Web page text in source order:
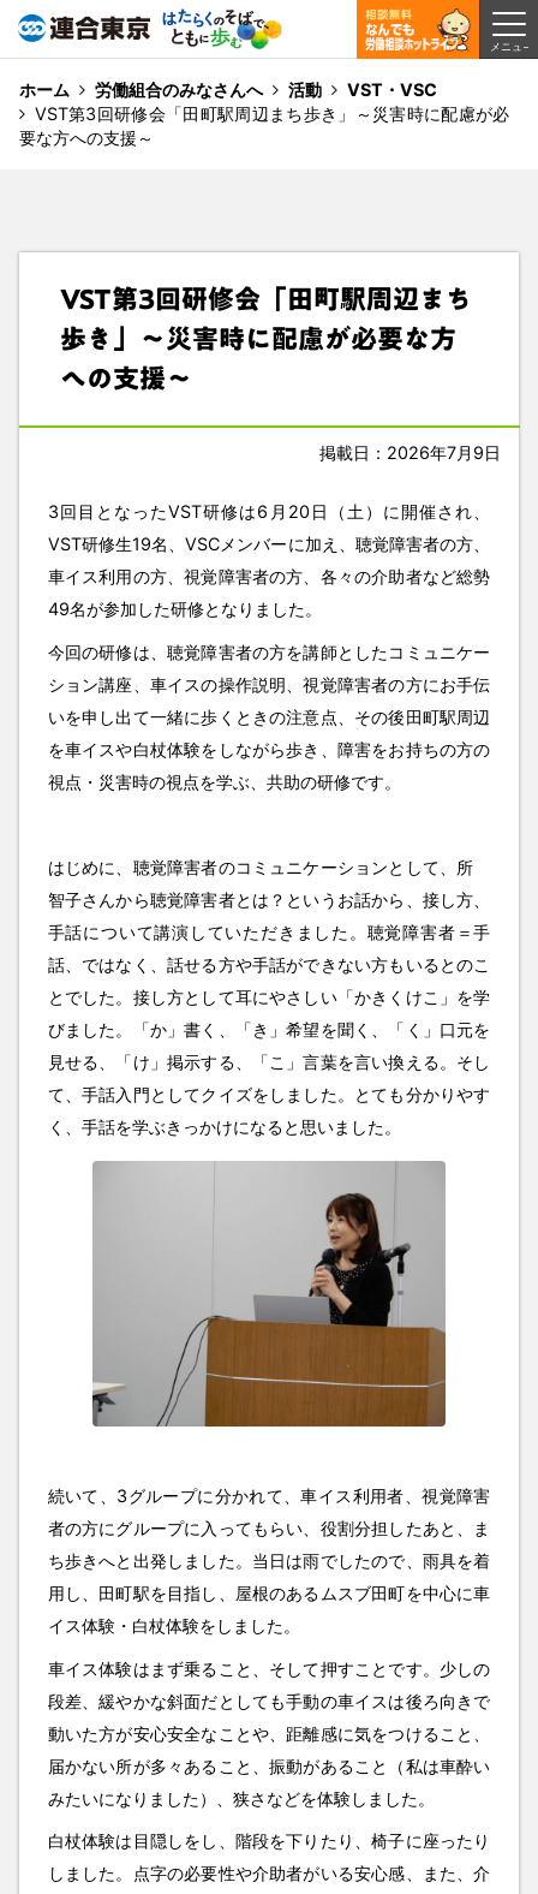
ホーム 労働組合のみなさんへ 活動
VST・VSC
VST第3回研修会「田町駅周辺まち歩き」～災害時に配慮が必
要な方への支援～
VST第3回研修会「田町駅周辺まち
歩き」～災害時に配慮が必要な方
への支援～
掲載日：2026年7月9日
3回目となったVST研修は6月20日（土）に開催され、
VST研修生19名、VSCメンバーに加え、聴覚障害者の方、
車イス利用の方、視覚障害者の方、各々の介助者など総勢
49名が参加した研修となりました。
今回の研修は、聴覚障害者の方を講師としたコミュニケー
ション講座、車イスの操作説明、視覚障害者の方にお手伝
いを申し出て一緒に歩くときの注意点、その後田町駅周辺
を車イスや白杖体験をしながら歩き、障害をお持ちの方の
視点・災害時の視点を学ぶ、共助の研修です。
はじめに、聴覚障害者のコミュニケーションとして、所
智子さんから聴覚障害者とは？というお話から、接し方、
手話について講演していただきました。聴覚障害者＝手
話、ではなく、話せる方や手話ができない方もいるとのこ
とでした。接し方として耳にやさしい「かきくけこ」を学
びました。「か」書く、「き」希望を聞く、「く」口元を
見せる、「け」掲示する、「こ」言葉を言い換える。そし
て、手話入門としてクイズをしました。とても分かりやす
く、手話を学ぶきっかけになると思いました。
続いて、3グループに分かれて、車イス利用者、視覚障害
者の方にグループに入ってもらい、役割分担したあと、ま
ち歩きへと出発しました。当日は雨でしたので、雨具を着
用し、田町駅を目指し、屋根のあるムスブ田町を中心に車
イス体験・白杖体験をしました。
車イス体験はまず乗ること、そして押すことです。少しの
段差、緩やかな斜面だとしても手動の車イスは後ろ向きで
動いた方が安心安全なことや、距離感に気をつけること、
届かない所が多々あること、振動があること（私は車酔い
みたいになりました）、狭さなどを体験しました。
白杖体験は目隠しをし、階段を下りたり、椅子に座ったり
しました。点字の必要性や介助者がいる安心感、また、介